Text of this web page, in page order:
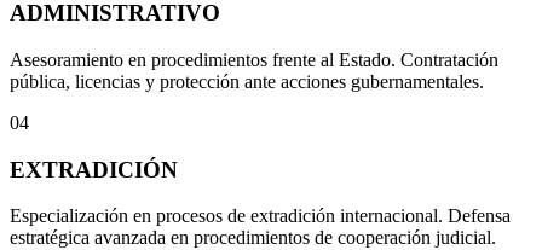
ADMINISTRATIVO
Asesoramiento en procedimientos frente al Estado. Contratación
pública, licencias y protección ante acciones gubernamentales.
04
EXTRADICIÓN
Especialización en procesos de extradición internacional. Defensa
estratégica avanzada en procedimientos de cooperación judicial.